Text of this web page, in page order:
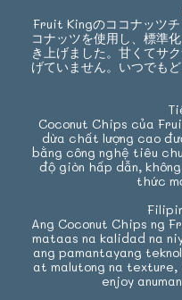
Fruit Kingのココナッツ
コナッツを使用し、標準
き上げました。甘くてサ
げていません。いつでも
Coconut Chips của
dừa chất lượng cao
bằng công nghệ tiêu
độ giòn hấp dẫn,
thức
Ang Coconut Chips ng
mataas na kalidad na
ang pamantayang
at malutong na
enjoy